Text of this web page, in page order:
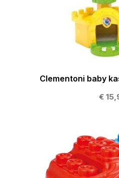
Clementoni baby
€